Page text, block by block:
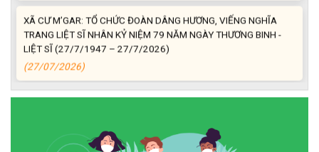
XÃ CƯ M’GAR: TỔ CHỨC ĐOÀN DÂNG HƯƠNG, VIẾNG NGHĨA
TRANG LIỆT SĨ NHÂN KỶ NIỆM 79 NĂM NGÀY THƯƠNG BINH -
LIỆT SĨ (27/7/1947 – 27/7/2026)
(27/07/2026)
ĐỒNG CHÍ PHAN XUÂN LỰC - CHỦ TỊCH UBND XÃ CƯ M’GAR